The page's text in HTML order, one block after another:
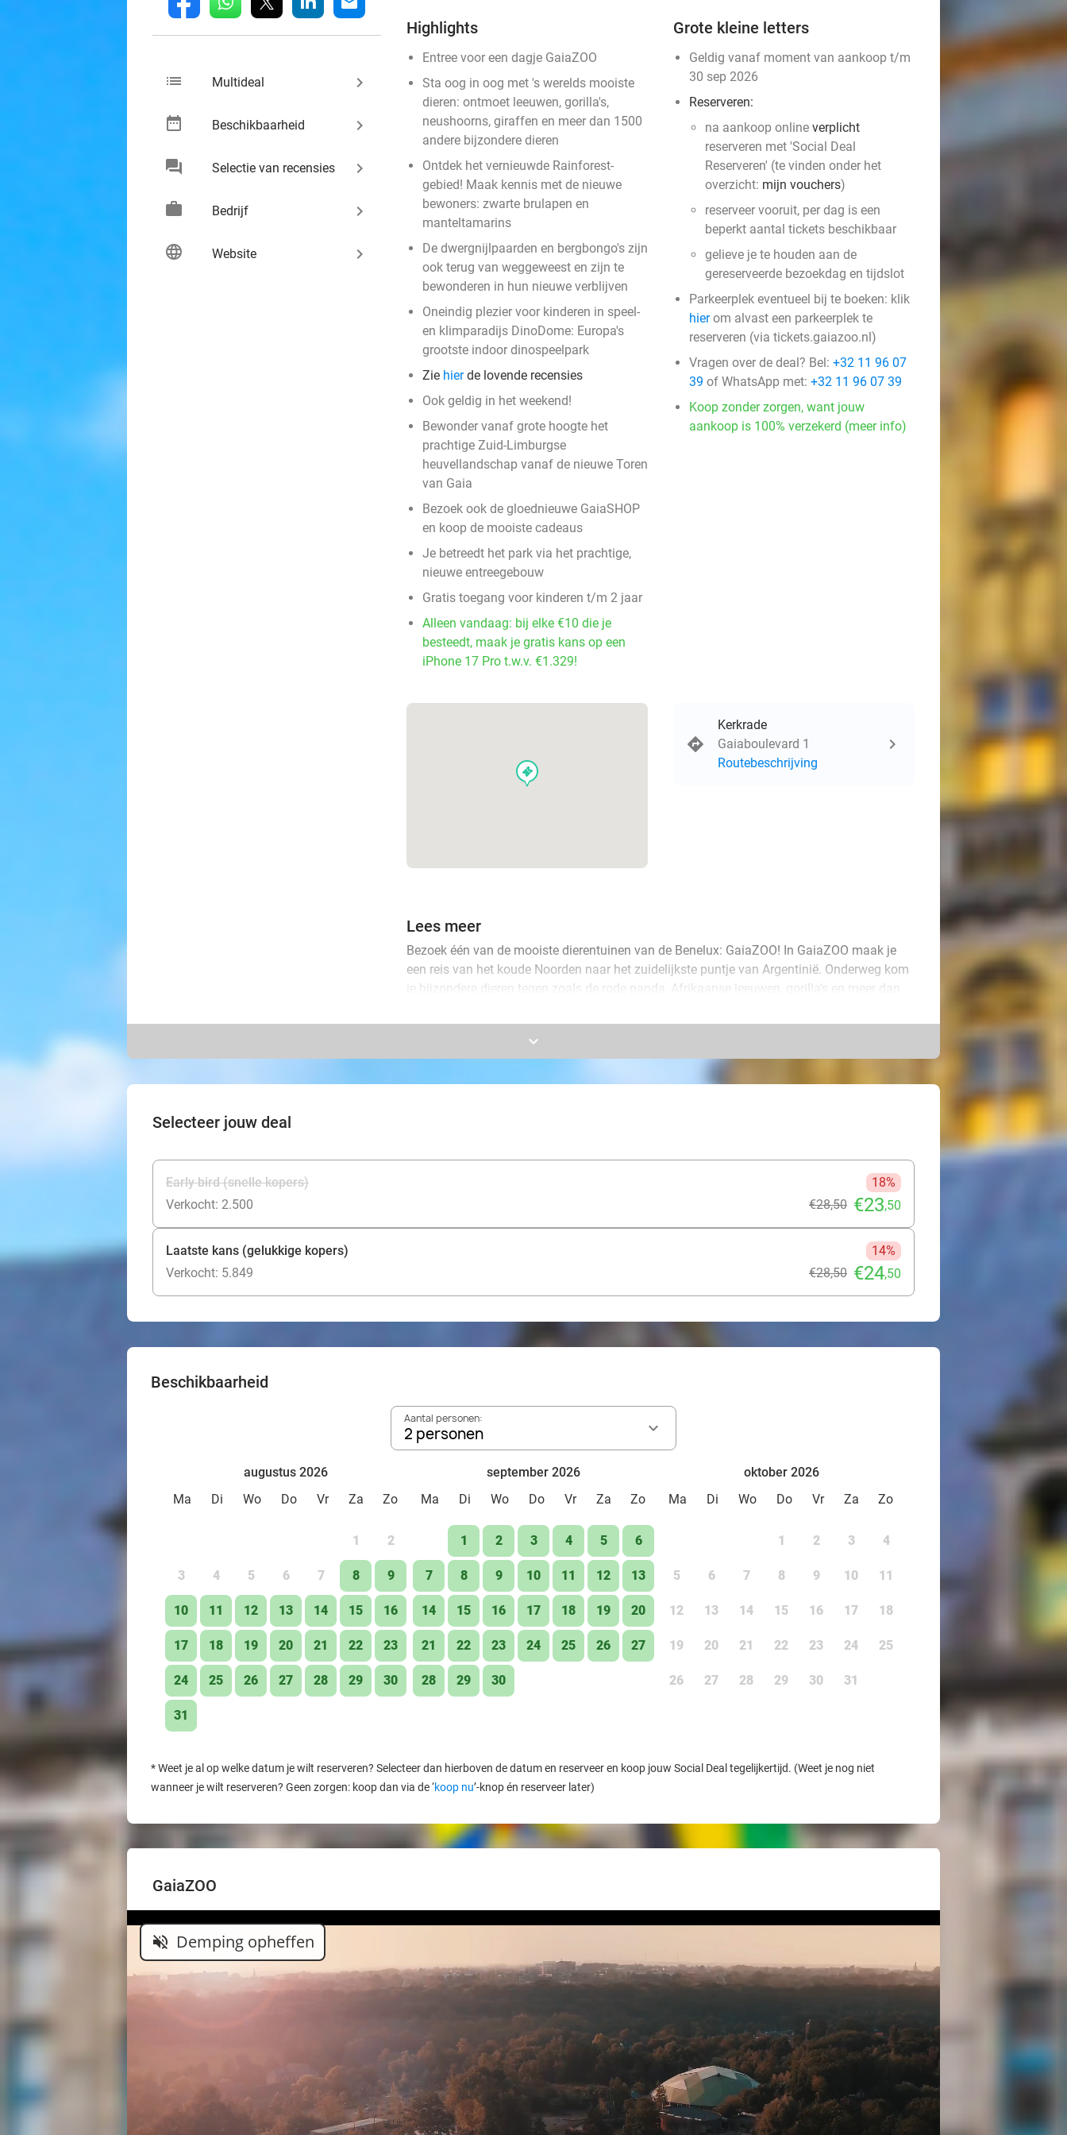
fb
list Multideal keyboard_arrow_right
date_range Beschikbaarheid keyboard_arrow_right
chat Selectie van recensies keyboard_arrow_right
work Bedrijf keyboard_arrow_right
language Website keyboard_arrow_right
Highlights
Entree voor een dagje GaiaZOO
Sta oog in oog met 's werelds mooiste
dieren: ontmoet leeuwen, gorilla's,
neushoorns, giraffen en meer dan 1500
andere bijzondere dieren
Ontdek het vernieuwde Rainforest-
gebied! Maak kennis met de nieuwe
bewoners: zwarte brulapen en
manteltamarins
De dwergnijlpaarden en bergbongo's zijn
ook terug van weggeweest en zijn te
bewonderen in hun nieuwe verblijven
Oneindig plezier voor kinderen in speel-
en klimparadijs DinoDome: Europa's
grootste indoor dinospeelpark
Zie hierde lovende recensies
Ook geldig in het weekend!
Bewonder vanaf grote hoogte het
prachtige Zuid-Limburgse
heuvellandschap vanaf de nieuwe Toren
van Gaia
Bezoek ook de gloednieuwe GaiaSHOP
en koop de mooiste cadeaus
Je betreedt het park via het prachtige,
nieuwe entreegebouw
Gratis toegang voor kinderen t/m 2 jaar
Alleen vandaag: bij elke €10 die je
besteedt, maak je gratis kans op een
iPhone 17 Pro t.w.v. €1.329!
Grote kleine letters
Geldig vanaf moment van aankoop t/m
30 sep 2026
Reserveren:
na aankoop online verplicht
reserveren met 'Social Deal
Reserveren' (te vinden onder het
overzicht: mijn vouchers)
reserveer vooruit, per dag is een
beperkt aantal tickets beschikbaar
gelieve je te houden aan de
gereserveerde bezoekdag en tijdslot
Parkeerplek eventueel bij te boeken: klik
hierom alvast een parkeerplek te
reserveren (via tickets.gaiazoo.nl)
Vragen over de deal? Bel: +32 11 96 07
39 of WhatsApp met: +32 11 96 07 39
Koop zonder zorgen, want jouw
aankoop is 100% verzekerd (meer info)
events
Kerkrade
Gaiaboulevard 1
Routebeschrijving
Lees meer
Bezoek één van de mooiste dierentuinen van de Benelux: GaiaZOO! In GaiaZOO maak je
een reis van het koude Noorden naar het zuidelijkste puntje van Argentinië. Onderweg kom
je bijzondere dieren tegen zoals de rode panda, Afrikaanse leeuwen, gorilla's en meer dan
Natuurlijk kan je ook even bijkomen in één van de vele eetgelegenheden. Gegarandeerd een
keyboard_arrow_down
Selecteer jouw deal
Early bird (snelle kopers)
18%
Verkocht: 2.500
€28,50 €23,50
Laatste kans (gelukkige kopers)
14%
Verkocht: 5.849
€28,50 €24,50
Beschikbaarheid
Aantal personen:
2 personen
augustus 2026
Ma
Di Wo Do Vr Za Zo
1 2
3 4 5 6 7 8 9
10 11 12 13 14 15 16
17 18 19 20 21 22 23
24 25 26 27 28 29 30
31
september 2026
Ma
Di Wo Do Vr Za Zo
1 2 3 4 5 6
7 8 9 10 11 12 13
14 15 16 17 18 19 20
21 22 23 24 25 26 27
28 29 30
oktober 2026
Ma
Di Wo Do Vr Za Zo
1 2 3 4
5 6 7 8 9 10 11
12 13 14 15 16 17 18
19 20 21 22 23 24 25
26 27 28 29 30 31
*Weet je al op welke datum je wilt reserveren? Selecteer dan hierboven de datum en reserveer en koop jouw Social Deal tegelijkertijd. (Weet je nog niet
wanneer je wilt reserveren? Geen zorgen: koop dan via de ‘koop nu’-knop én reserveer later)
GaiaZOO
volume_off Demping opheffen